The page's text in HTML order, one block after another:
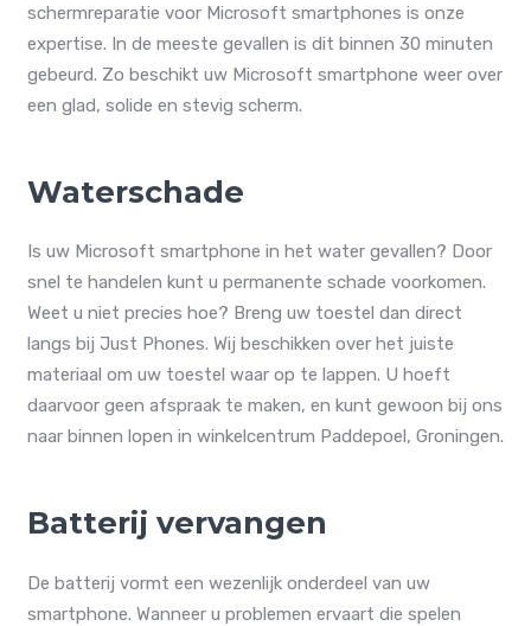
schermreparatie voor Microsoft smartphones is onze
expertise. In de meeste gevallen is dit binnen 30 minuten
gebeurd. Zo beschikt uw Microsoft smartphone weer over
een glad, solide en stevig scherm.
Waterschade
Is uw Microsoft smartphone in het water gevallen? Door
snel te handelen kunt u permanente schade voorkomen.
Weet u niet precies hoe? Breng uw toestel dan direct
langs bij Just Phones. Wij beschikken over het juiste
materiaal om uw toestel waar op te lappen. U hoeft
daarvoor geen afspraak te maken, en kunt gewoon bij ons
naar binnen lopen in winkelcentrum Paddepoel, Groningen.
Batterij vervangen
De batterij vormt een wezenlijk onderdeel van uw
smartphone. Wanneer u problemen ervaart die spelen